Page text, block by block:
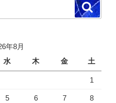
検
索
年8月
水 木 金 土
1
5 6 7 8